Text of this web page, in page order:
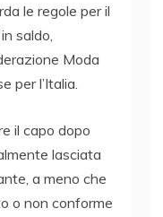
le regole per il
saldo,
Moda
per l’Italia.
il capo dopo
lasciata
a meno che
o non conforme